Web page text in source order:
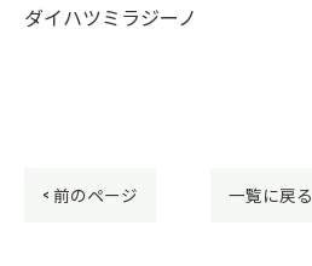
ダイハツミラジーノ
< 前のページ 一覧に戻る